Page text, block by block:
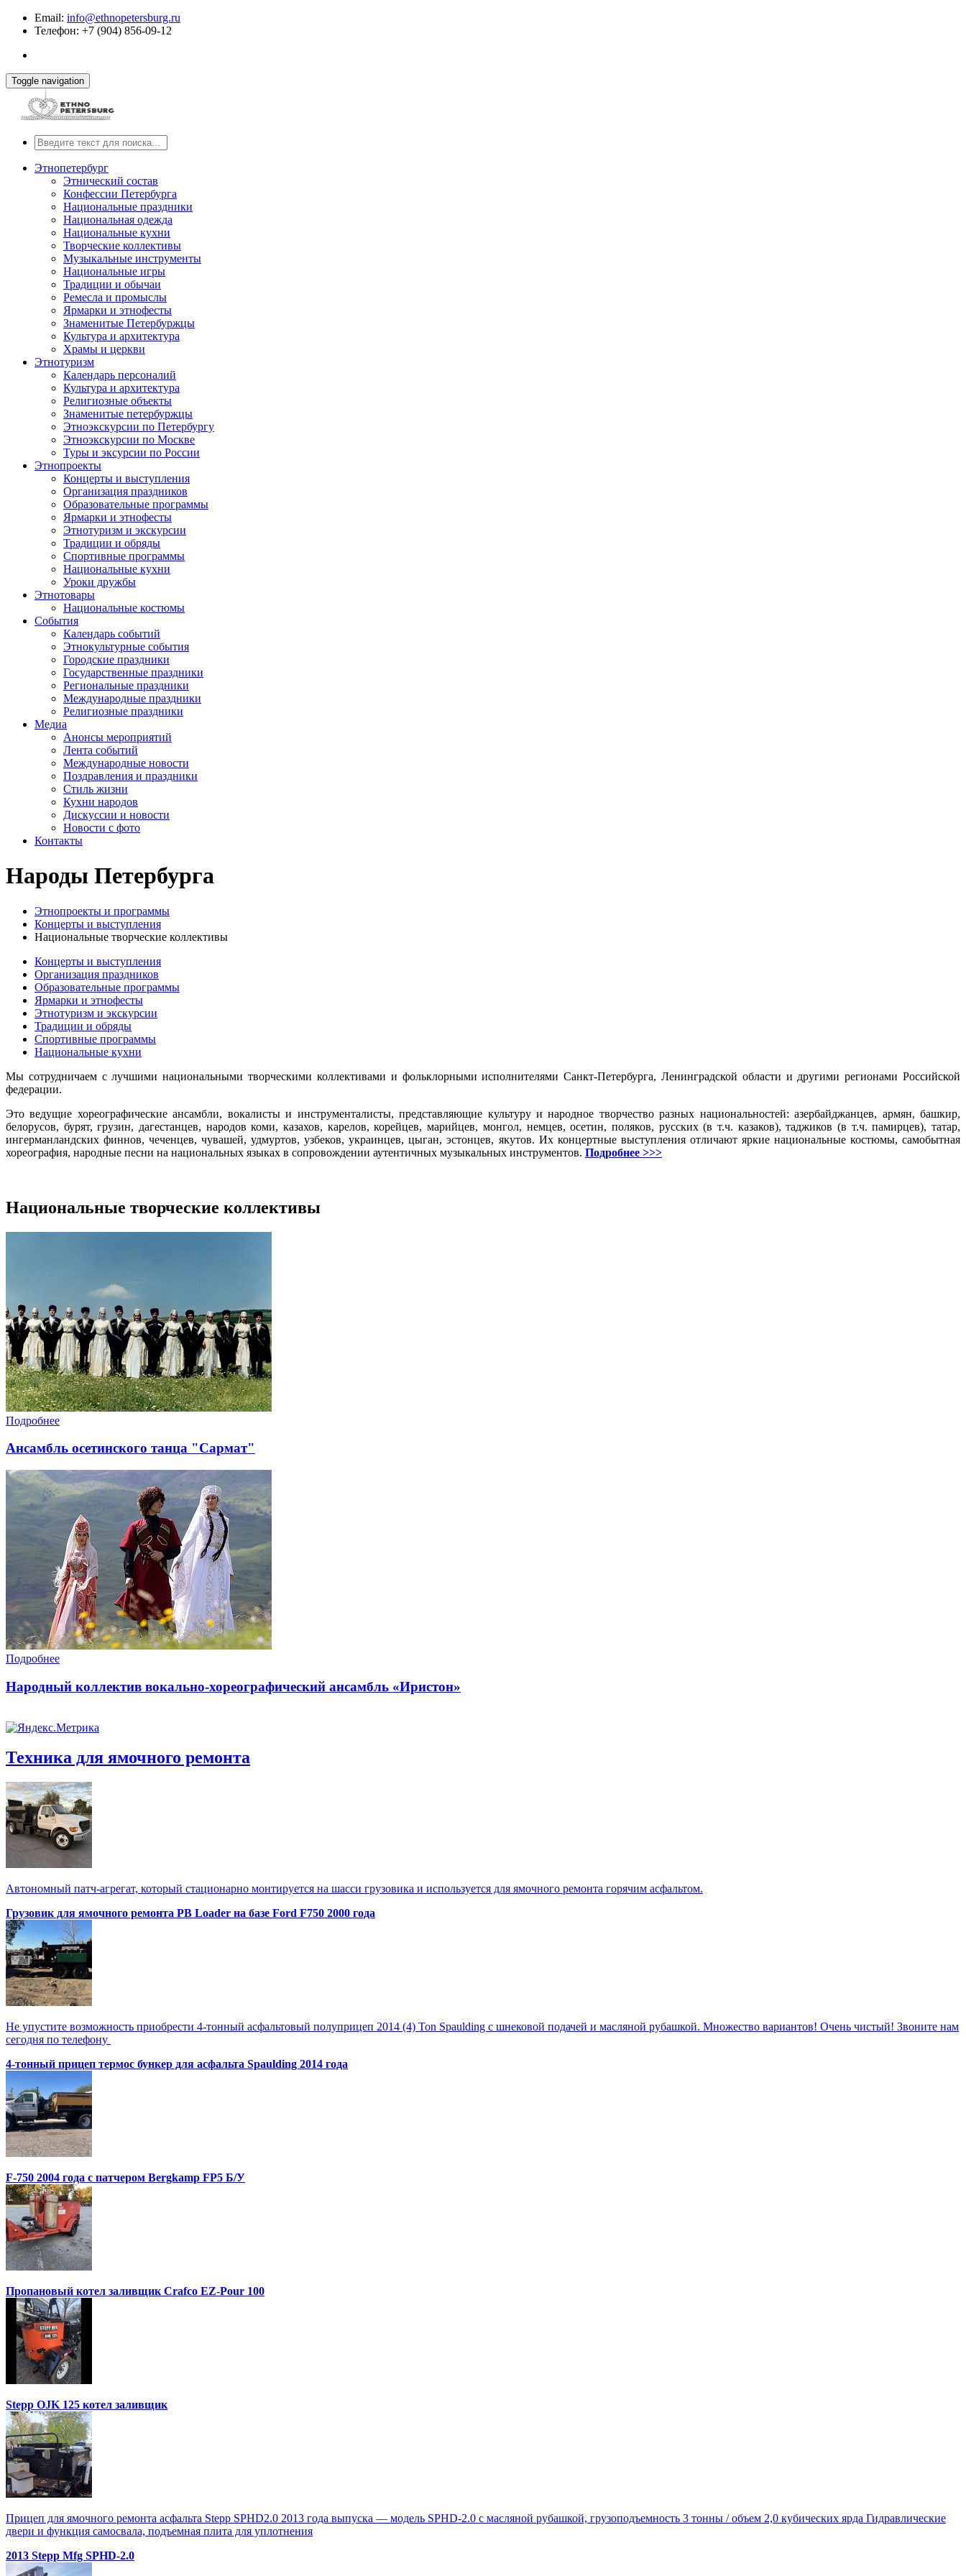
Email: info@ethnopetersburg.ru
Телефон: +7 (904) 856-09-12
Toggle navigation
Этнопетербург
Этнический состав
Конфессии Петербурга
Национальные праздники
Национальная одежда
Национальные кухни
Творческие коллективы
Музыкальные инструменты
Национальные игры
Традиции и обычаи
Ремесла и промыслы
Ярмарки и этнофесты
Знаменитые Петербуржцы
Культура и архитектура
Храмы и церкви
Этнотуризм
Календарь персоналий
Культура и архитектура
Религиозные объекты
Знаменитые петербуржцы
Этноэкскурсии по Петербургу
Этноэкскурсии по Москве
Туры и эксурсии по России
Этнопроекты
Концерты и выступления
Организация праздников
Образовательные программы
Ярмарки и этнофесты
Этнотуризм и экскурсии
Традиции и обряды
Спортивные программы
Национальные кухни
Уроки дружбы
Этнотовары
Национальные костюмы
События
Календарь событий
Этнокультурные события
Городские праздники
Государственные праздники
Региональные праздники
Международные праздники
Религиозные праздники
Медиа
Анонсы мероприятий
Лента событий
Международные новости
Поздравления и праздники
Cтиль жизни
Кухни народов
Дискуссии и новости
Новости с фото
Контакты
Народы Петербурга
Этнопроекты и программы
Концерты и выступления
Национальные творческие коллективы
Концерты и выступления
Организация праздников
Образовательные программы
Ярмарки и этнофесты
Этнотуризм и экскурсии
Традиции и обряды
Спортивные программы
Национальные кухни
Мы сотрудничаем с лучшими национальными творческими коллективами и фольклорными исполнителями Санкт-Петербурга, Ленинградской области и другими регионами Российской
федерации.
Это ведущие хореографические ансамбли, вокалисты и инструменталисты, представляющие культуру и народное творчество разных национальностей: азербайджанцев, армян, башкир,
белорусов, бурят, грузин, дагестанцев, народов коми, казахов, карелов, корейцев, марийцев, монгол, немцев, осетин, поляков, русских (в т.ч. казаков), таджиков (в т.ч. памирцев), татар,
ингерманландских финнов, чеченцев, чувашей, удмуртов, узбеков, украинцев, цыган, эстонцев, якутов. Их концертные выступления отличают яркие национальные костюмы, самобытная
хореография, народные песни на национальных языках в сопровождении аутентичных музыкальных инструментов. Подробнее >>>
Национальные творческие коллективы
Подробнее
Ансамбль осетинского танца "Сармат"
Подробнее
Народный коллектив вокально-хореографический ансамбль «Иристон»
Техника для ямочного ремонта
Автономный патч-агрегат, который стационарно монтируется на шасси грузовика и используется для ямочного ремонта горячим асфальтом.
Грузовик для ямочного ремонта PB Loader на базе Ford F750 2000 года
Не упустите возможность приобрести 4-тонный асфальтовый полуприцеп 2014 (4) Ton Spaulding с шнековой подачей и масляной рубашкой. Множество вариантов! Очень чистый! Звоните нам
сегодня по телефону
4-тонный прицеп термос бункер для асфальта Spaulding 2014 года
F-750 2004 года с патчером Bergkamp FP5 Б/У
Пропановый котел заливщик Crafco EZ-Pour 100
Stepp OJK 125 котел заливщик
Прицеп для ямочного ремонта асфальта Stepp SPHD2.0 2013 года выпуска — модель SPHD-2.0 с масляной рубашкой, грузоподъемность 3 тонны / объем 2,0 кубических ярда Гидравлические
двери и функция самосвала, подъемная плита для уплотнения
2013 Stepp Mfg SPHD-2.0